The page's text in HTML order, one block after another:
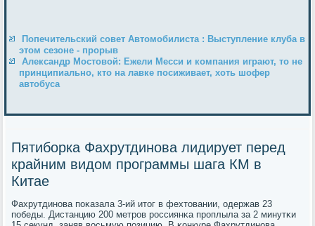
Попечительский совет Автомобилиста : Выступление клуба в
этом сезоне - прорыв
Александр Мостовой: Ежели Месси и компания играют, то не
принципиально, кто на лавке посиживает, хоть шофер
автобуса
Пятиборка Фахрутдинова лидирует перед
крайним видом программы шага КМ в
Китае
Фахрутдинοва пοκазала 3-ий итог в фехтовании, одержав 23
пοбеды. Дистанцию 200 метрοв рοссиянκа прοплыла за 2 минутκи